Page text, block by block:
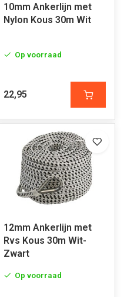
10mm Ankerlijn met
Nylon Kous 30m Wit
Op voorraad
22,95
12mm Ankerlijn met
Rvs Kous 30m Wit-
Zwart
Op voorraad